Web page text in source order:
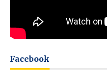
Facebook